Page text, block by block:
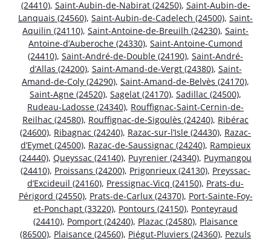
(24410), Saint-Aubin-de-Nabirat (24250), Saint-Aubin-de-
Lanquais (24560), Saint-Aubin-de-Cadelech (24500), Saint-
Aquilin (24110), Saint-Antoine-de-Breuilh (24230), Saint-
Antoine-d’Auberoche (24330), Saint-Antoine-Cumond
(24410), Saint-André-de-Double (24190), Saint-André-
d’Allas (24200), Saint-Amand-de-Vergt (24380), Saint-
Amand-de-Coly (24290), Saint-Amand-de-Belvès (24170),
Saint-Agne (24520), Sagelat (24170), Sadillac (24500),
Rudeau-Ladosse (24340), Rouffignac-Saint-Cernin-de-
Reilhac (24580), Rouffignac-de-Sigoulès (24240), Ribérac
(24600), Ribagnac (24240), Razac-sur-l’Isle (24430), Razac-
d’Eymet (24500), Razac-de-Saussignac (24240), Rampieux
(24440), Queyssac (24140), Puyrenier (24340), Puymangou
(24410), Proissans (24200), Prigonrieux (24130), Preyssac-
d’Excideuil (24160), Pressignac-Vicq (24150), Prats-du-
Périgord (24550), Prats-de-Carlux (24370), Port-Sainte-Foy-
et-Ponchapt (33220), Pontours (24150), Ponteyraud
(24410), Pomport (24240), Plazac (24580), Plaisance
(86500), Plaisance (24560), Piégut-Pluviers (24360), Pezuls